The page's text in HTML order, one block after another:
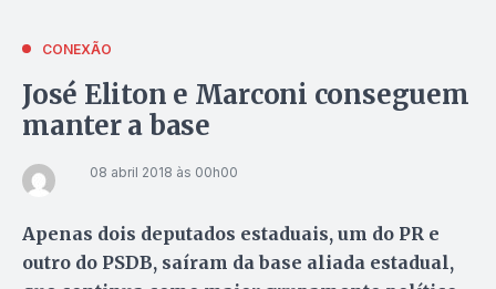
CONEXÃO
José Eliton e Marconi conseguem
manter a base
08 abril 2018 às 00h00
Apenas dois deputados estaduais, um do PR e
outro do PSDB, saíram da base aliada estadual,